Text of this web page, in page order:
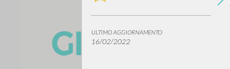
ULTIMO AGGIORNAMENTO
16/02/2022